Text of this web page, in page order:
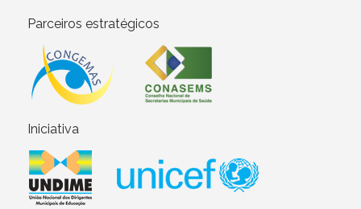
Parceiros estratégicos
Iniciativa